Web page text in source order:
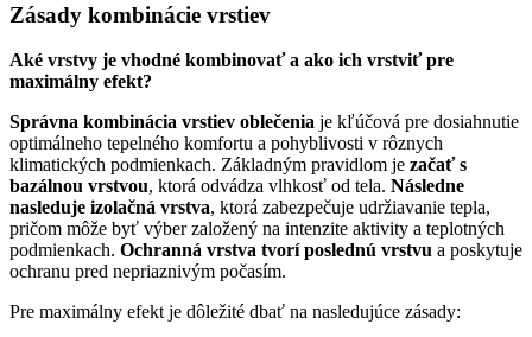
Zásady kombinácie vrstiev
Aké vrstvy je vhodné kombinovať a ako ich vrstviť pre
maximálny efekt?
Správna kombinácia vrstiev oblečenia je kľúčová pre dosiahnutie
optimálneho tepelného komfortu a pohyblivosti v rôznych
klimatických podmienkach. Základným pravidlom je začať s
bazálnou vrstvou, ktorá odvádza vlhkosť od tela. Následne
nasleduje izolačná vrstva, ktorá zabezpečuje udržiavanie tepla,
pričom môže byť výber založený na intenzite aktivity a teplotných
podmienkach. Ochranná vrstva tvorí poslednú vrstvu a poskytuje
ochranu pred nepriaznivým počasím.
Pre maximálny efekt je dôležité dbať na nasledujúce zásady: